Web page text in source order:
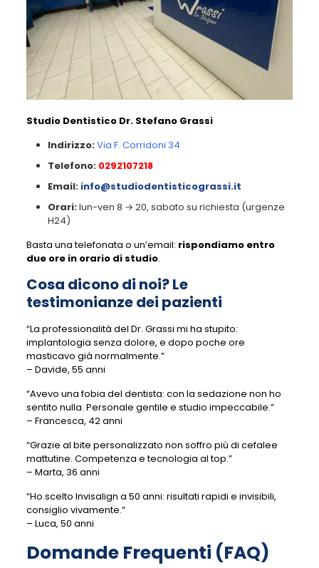
Studio Dentistico Dr. Stefano Grassi
Indirizzo:Via F. Corridoni 34
Telefono: 0292107218
Email: info@studiodentisticograssi.it
Orari:lun-ven 8 → 20, sabato su richiesta (urgenze
H24)
Basta una telefonata o un’email: rispondiamo entro
due ore in orario di studio.
Cosa dicono di noi? Le
testimonianze dei pazienti
“La professionalità del Dr. Grassi mi ha stupito:
implantologia senza dolore, e dopo poche ore
masticavo già normalmente.”
– Davide, 55 anni
“Avevo una fobia del dentista: con la sedazione non ho
sentito nulla. Personale gentile e studio impeccabile.”
– Francesca, 42 anni
“Grazie al bite personalizzato non soffro più di cefalee
mattutine. Competenza e tecnologia al top.”
– Marta, 36 anni
“Ho scelto Invisalign a 50 anni: risultati rapidi e invisibili,
consiglio vivamente.”
– Luca, 50 anni
Domande Frequenti (FAQ)